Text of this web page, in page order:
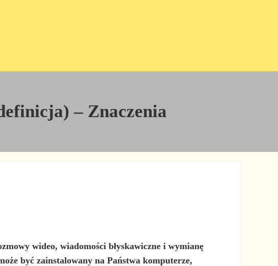
– Znaczenia
wideo, wiadomości błyskawiczne i wymianę
być zainstalowany na Państwa komputerze,